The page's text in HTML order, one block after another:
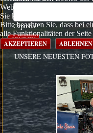
Captcha*
SENDEN
UNSERE NEUESTEN
Website und die
Sie können selbst
Bitte beachten Sie, dass bei
alle Funktionalitäten der
AKZEPTIEREN
ABLEHNEN